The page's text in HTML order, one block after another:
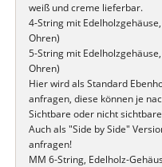
weiß und creme lieferbar.
4-String mit Edelholzgehäuse,
Ohren)
5-String mit Edelholzgehäuse,
Ohren)
Hier wird als Standard
anfragen, diese können je
Sichtbare oder nicht
Auch als "Side by Side"
anfragen!
MM 6-String, Edelholz-